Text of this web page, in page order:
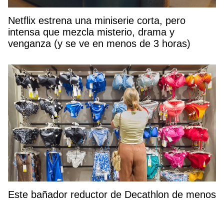
Netflix estrena una miniserie corta, pero
intensa que mezcla misterio, drama y
venganza (y se ve en menos de 3 horas)
Este bañador reductor de Decathlon de menos